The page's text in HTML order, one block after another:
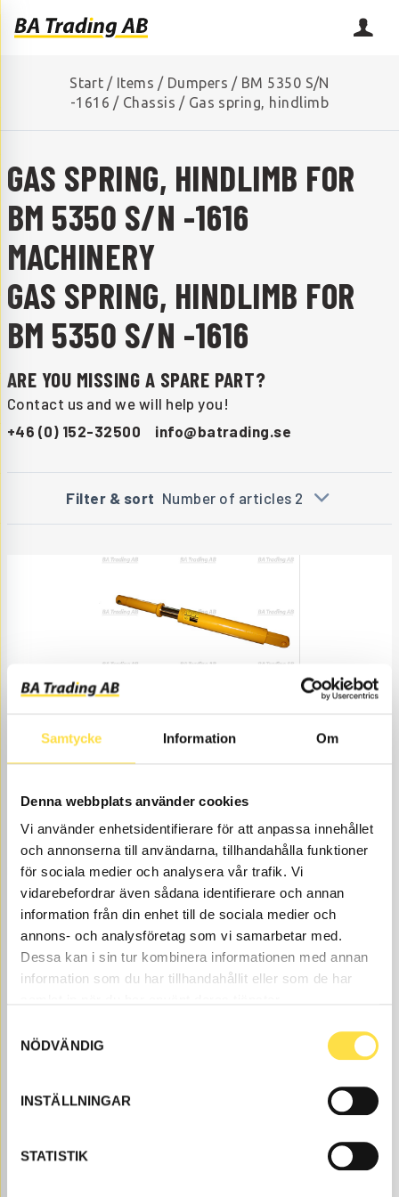
Samtycke Information Om
Denna webbplats använder cookies
Vi använder enhetsidentifierare för att anpassa innehållet
och annonserna till användarna, tillhandahålla funktioner
för sociala medier och analysera vår trafik. Vi
vidarebefordrar även sådana identifierare och annan
information från din enhet till de sociala medier och
annons- och analysföretag som vi samarbetar med.
Dessa kan i sin tur kombinera informationen med annan
information som du har tillhandahållit eller som de har
NÖDVÄNDIG
INSTÄLLNINGAR
STATISTIK
Start / Items / Dumpers / BM 5350 S/N
-1616 / Chassis / Gas spring, hindlimb
GAS SPRING, HINDLIMB FOR
BM 5350 S/N -1616
MACHINERY
GAS SPRING, HINDLIMB FOR
BM 5350 S/N -1616
ARE YOU MISSING A SPARE PART?
Contact us and we will help you!
+46 (0) 152-32500
info@batrading.se
Filter & sort Number of articles 2
GAS STRUT TAILBOARD
FJ457 Item no. 11050457
Åtgår1
Price, VAT excl.
11 470.00
Web stock
BUY
RUBBER CUSHION TAILBOARD
71.00 BUY